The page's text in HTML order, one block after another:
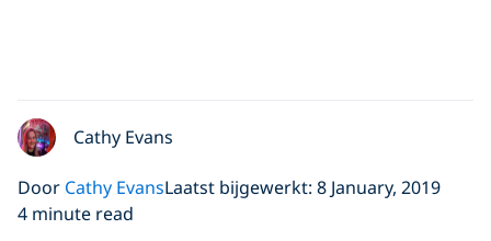
Cathy Evans
Door Cathy EvansLaatst bijgewerkt: 8 January, 2019
4 minute read